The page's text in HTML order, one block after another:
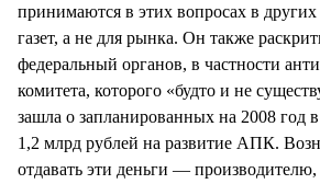
принимаются в этих вопросах в
газет, а не для рынка. Он также
федеральный органов, в частности
комитета, которого «будто и не
зашла о запланированных на 2008 год
1,2 млрд рублей на развитие АПК.
отдавать эти деньги —